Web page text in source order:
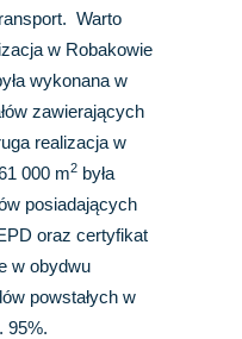
Warto
w Robakowie
wykonana w
zawierających
realizacja w
000 m2 była
posiadających
oraz certyfikat
w obydwu
powstałych w
95%.